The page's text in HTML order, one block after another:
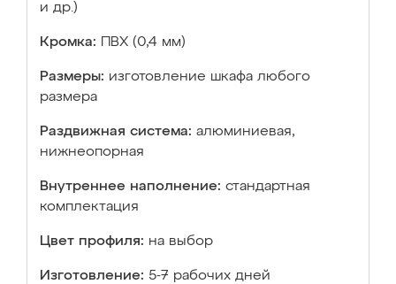
и др.)
Кромка: ПВХ (0,4 мм)
Размеры: изготовление шкафа любого
размера
Раздвижная система: алюминиевая,
нижнеопорная
Внутреннее наполнение: стандартная
комплектация
Цвет профиля: на выбор
Изготовление: 5-7 рабочих дней